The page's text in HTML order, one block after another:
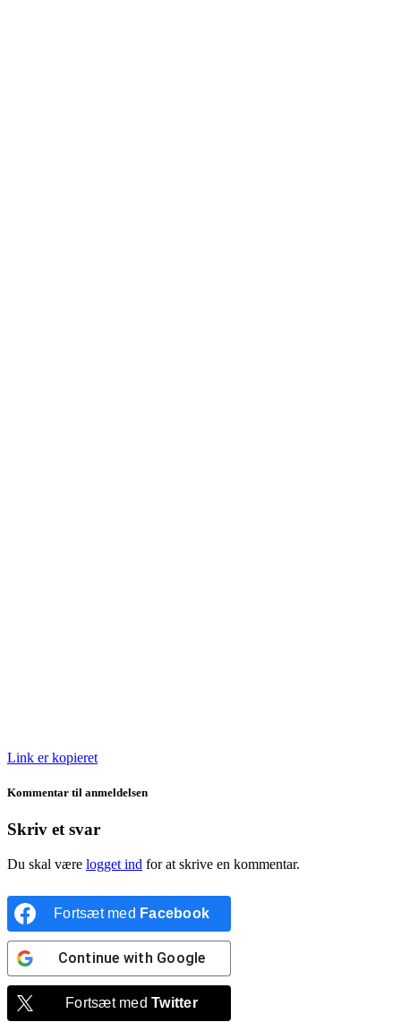
Link er kopieret
Kommentar til anmeldelsen
Skriv et svar
Du skal være logget ind for at skrive en kommentar.
Fortsæt med Facebook
Continue with Google
Fortsæt medTwitter